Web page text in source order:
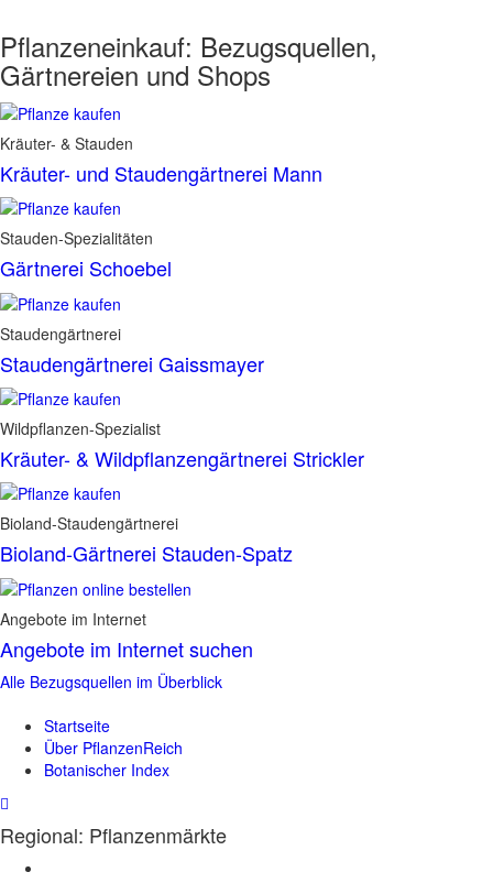
Pflanzeneinkauf: Bezugsquellen,
Gärtnereien und Shops
Kräuter- & Stauden
Kräuter- und Staudengärtnerei Mann
Stauden-Spezialitäten
Gärtnerei Schoebel
Staudengärtnerei
Staudengärtnerei Gaissmayer
Wildpflanzen-Spezialist
Kräuter- & Wildpflanzengärtnerei Strickler
Bioland-Staudengärtnerei
Bioland-Gärtnerei Stauden-Spatz
Angebote im Internet
Angebote im Internet suchen
Alle Bezugsquellen im Überblick
Startseite
Über PflanzenReich
Botanischer Index
Regional: Pflanzenmärkte